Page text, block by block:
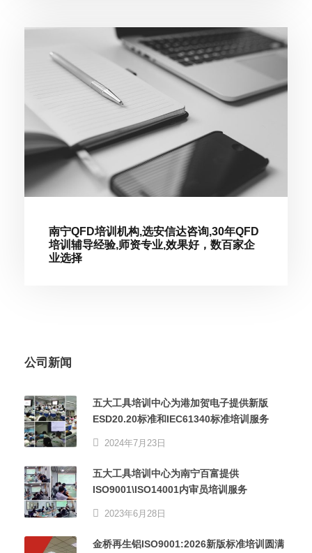
南宁QFD培训机构,选安信达咨询,30年QFD
培训辅导经验,师资专业,效果好，数百家企
业选择
公司新闻
五大工具培训中心为港加贺电子提供新版
ESD20.20标准和IEC61340标准培训服务
2024年7月23日
五大工具培训中心为南宁百富提供
ISO9001\ISO14001内审员培训服务
2023年6月28日
金桥再生铝ISO9001:2026新版标准培训圆满